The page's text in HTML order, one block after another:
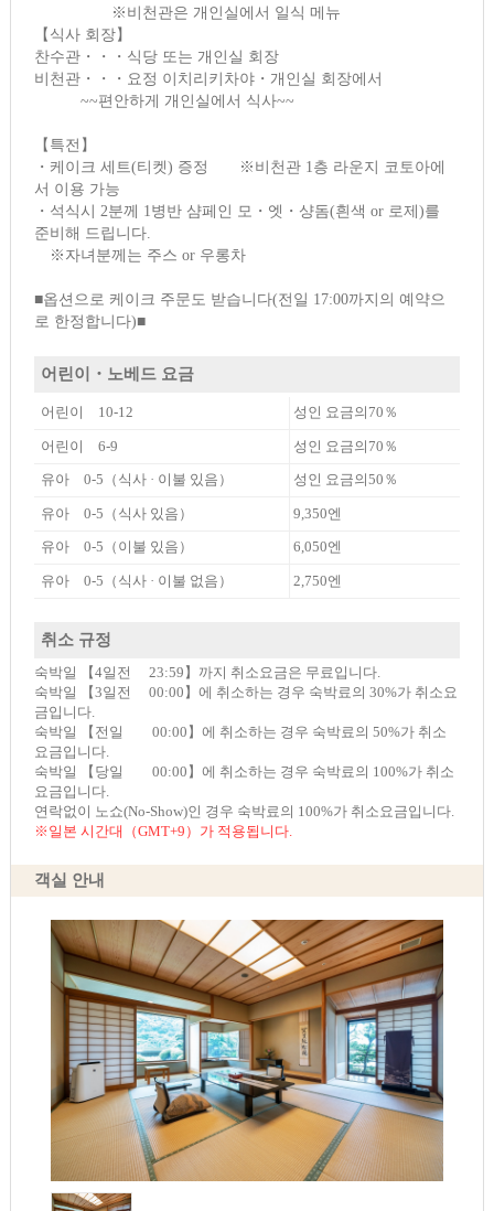
※비천관은 개인실에서 일식 메뉴
【식사 회장】
찬수관・・・식당 또는 개인실 회장
비천관・・・요정 이치리키차야・개인실 회장에서
~~편안하게 개인실에서 식사~~
【특전】
・케이크 세트(티켓) 증정 ※비천관 1층 라운지 코토아에
서 이용 가능
・석식시 2분께 1병반 샴페인 모・엣・샹돔(흰색 or 로제)를
준비해 드립니다.
※자녀분께는 주스 or 우롱차
■옵션으로 케이크 주문도 받습니다(전일 17:00까지의 예약으
로 한정합니다)■
어린이・노베드 요금
어린이 10-12 성인 요금의70％
어린이 6-9 성인 요금의70％
유아 0-5（식사 · 이불 있음） 성인 요금의50％
유아 0-5（식사 있음） 9,350엔
유아 0-5（이불 있음） 6,050엔
유아 0-5（식사 · 이불 없음） 2,750엔
취소 규정
숙박일 【4일전 23:59】까지 취소요금은 무료입니다.
숙박일 【3일전 00:00】에 취소하는 경우 숙박료의 30%가 취소요
금입니다.
숙박일 【전일 00:00】에 취소하는 경우 숙박료의 50%가 취소
요금입니다.
숙박일 【당일 00:00】에 취소하는 경우 숙박료의 100%가 취소
요금입니다.
연락없이 노쇼(No-Show)인 경우 숙박료의 100%가 취소요금입니다.
※일본 시간대（GMT+9）가 적용됩니다.
객실 안내